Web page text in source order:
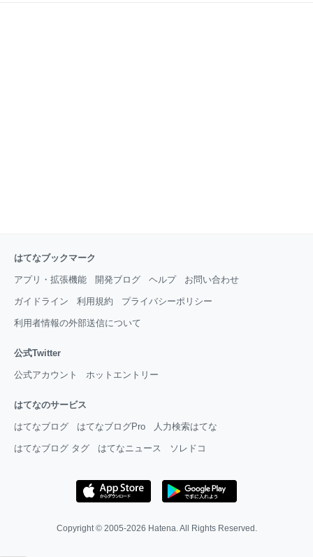
はてなブックマーク
アプリ・拡張機能 開発ブログ ヘルプ お問い合わせ
ガイドライン 利用規約 プライバシーポリシー
利用者情報の外部送信について
公式Twitter
公式アカウント ホットエントリー
はてなのサービス
はてなブログ はてなブログPro 人力検索はてな
はてなブログ タグ はてなニュース ソレドコ
Copyright © 2005-2026 Hatena. All Rights Reserved.